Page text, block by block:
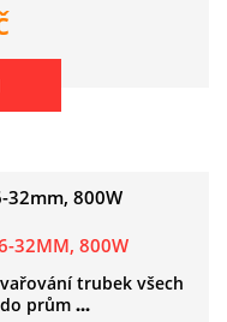
32MM, 800W
trubek všech
prům ...